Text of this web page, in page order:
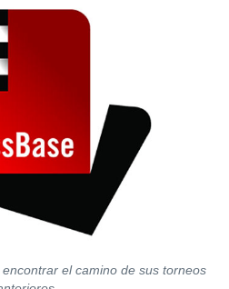
el camino de sus torneos